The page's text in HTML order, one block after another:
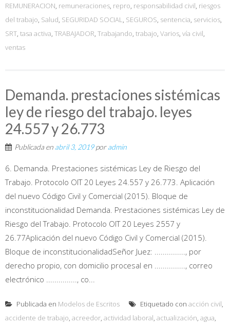
REMUNERACION, remuneraciones, repro, responsabilidad civil, riesgos
del trabajo, Salud, SEGURIDAD SOCIAL, SEGUROS, sentencia, servicios,
SRT, tasa activa, TRABAJADOR, Trabajando, trabajo, Varios, vía civil,
ventas
Demanda. prestaciones sistémicas
ley de riesgo del trabajo. leyes
24.557 y 26.773
Publicada en abril 3, 2019poradmin
6. Demanda. Prestaciones sistémicas Ley de Riesgo del
Trabajo. Protocolo OIT 20 Leyes 24.557 y 26.773. Aplicación
del nuevo Código Civil y Comercial (2015). Bloque de
inconstitucionalidad Demanda. Prestaciones sistémicas Ley de
Riesgo del Trabajo. Protocolo OIT 20 Leyes 2557 y
26.77Aplicación del nuevo Código Civil y Comercial (2015).
Bloque de inconstitucionalidadSeñor Juez: ..............., por
derecho propio, con domicilio procesal en ..............., correo
electrónico ..............., co...
Publicada en Modelos de Escritos Etiquetado con acción civil,
accidente de trabajo, acreedor, actividad laboral, actualización, agua,